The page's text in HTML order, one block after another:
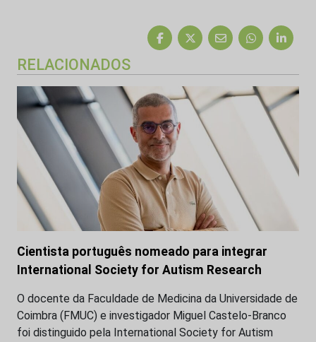
RELACIONADOS
Cientista português nomeado para integrar
International Society for Autism Research
O docente da Faculdade de Medicina da Universidade de
Coimbra (FMUC) e investigador Miguel Castelo-Branco
foi distinguido pela International Society for Autism